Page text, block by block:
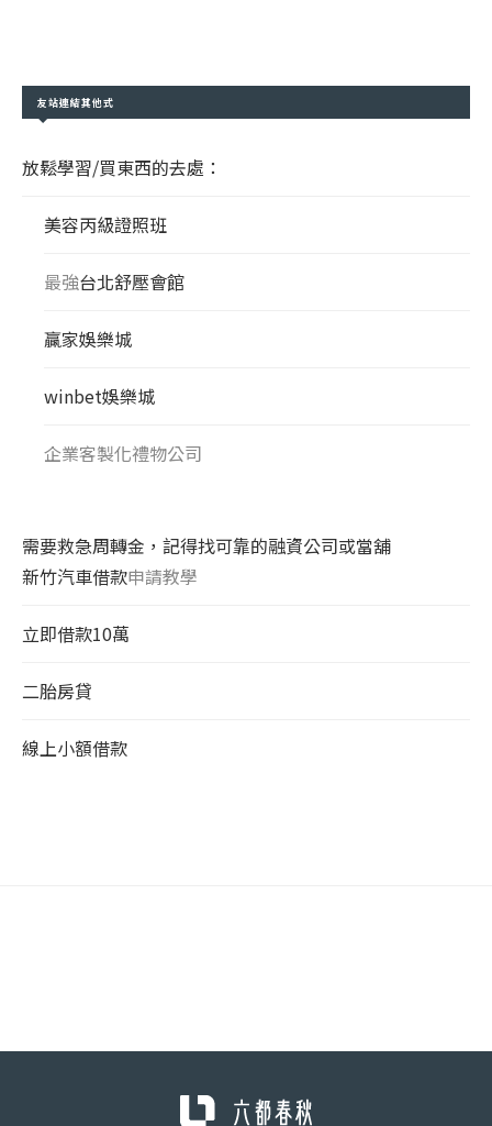
友站連結其他式
放鬆學習/買東西的去處：
美容丙級證照班
最強台北舒壓會館
贏家娛樂城
winbet娛樂城
企業客製化禮物公司
需要救急周轉金，記得找可靠的融資公司或當舖
新竹汽車借款申請教學
立即借款10萬
二胎房貸
線上小額借款